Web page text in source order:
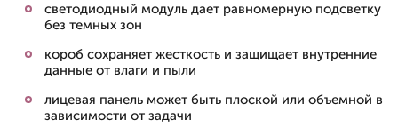
светодиодный модуль дает равномерную подсветку
без темных зон
короб сохраняет жесткость и защищает внутренние
данные от влаги и пыли
лицевая панель может быть плоской или объемной в
зависимости от задачи